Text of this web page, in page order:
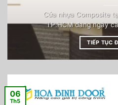
Cửa nhựa Composite
TP.HCM đang ngày
TIẾP TỤC
06
Th5